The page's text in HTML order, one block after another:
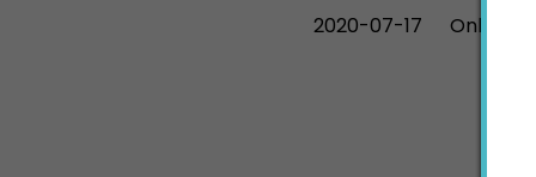
2020-07-17
Online